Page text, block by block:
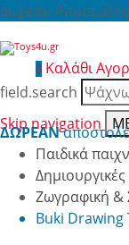
Δωρεάν
0 Καλάθι
field.search
Skip navigation
ΔΩΡΕΑΝ
Παιδικά
Ζωγραφική &
Buki Drawing